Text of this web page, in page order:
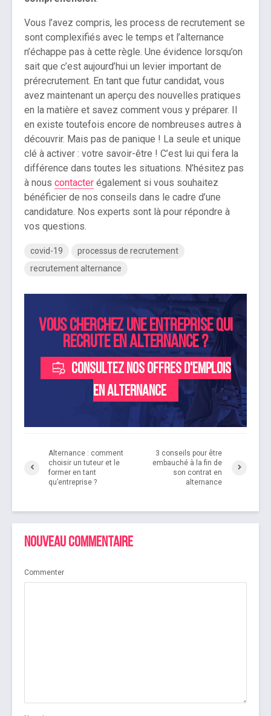
Vous l’avez compris, les process de recrutement se
sont complexifiés avec le temps et l’alternance
n’échappe pas à cette règle. Une évidence lorsqu’on
sait que c’est aujourd’hui un levier important de
prérecrutement. En tant que futur candidat, vous
avez maintenant un aperçu des nouvelles pratiques
en la matière et savez comment vous y préparer. Il
en existe toutefois encore de nombreuses autres à
découvrir. Mais pas de panique ! La seule et unique
clé à activer : votre savoir-être ! C’est lui qui fera la
différence dans toutes les situations. N’hésitez pas
à nous contacter également si vous souhaitez
bénéficier de nos conseils dans le cadre d’une
candidature. Nos experts sont là pour répondre à
vos questions.
covid-19
processus de recrutement
recrutement alternance
Vous cherchez une entreprise qui
recrute en alternance ?
Consultez nos offres d'emplois
en alternance
Alternance : comment
choisir un tuteur et le
former en tant
qu’entreprise ?
3 conseils pour être
embauché à la fin de
son contrat en
alternance
Nouveau commentaire
Commenter